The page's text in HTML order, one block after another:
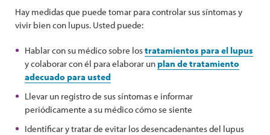
Hay medidas que puede tomar para controlar sus síntomas y
vivir bien con lupus. Usted puede:
Hablar con su médico sobre lostratamientos para el lupus
y colaborar con él para elaborar unplan de tratamiento
adecuado para usted
Llevar un registro de sus síntomas e informar
periódicamente a su médico cómo se siente
Identificar y tratar de evitar los desencadenantes del lupus